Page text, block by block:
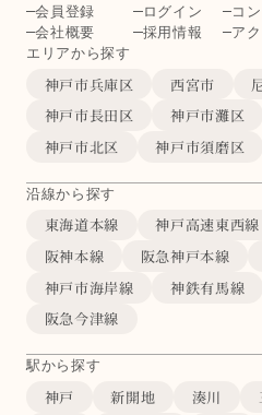
会員登録
ログイン
コ
会社概要
採用情報
ア
エリアから探す
神戸市兵庫区 西宮市
神戸市長田区
神戸市灘区
神戸市北区
神戸市須磨区
沿線から探す
東海道本線 神戸高速東西線
阪神本線
阪急神戸本線
神戸市海岸線
神鉄有馬線
阪急今津線
駅から探す
神戸 新開地 湊川